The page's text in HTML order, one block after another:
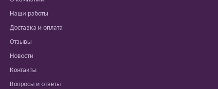
Наши работы
Доставка и оплата
Отзывы
Новости
Контакты
Вопросы и ответы